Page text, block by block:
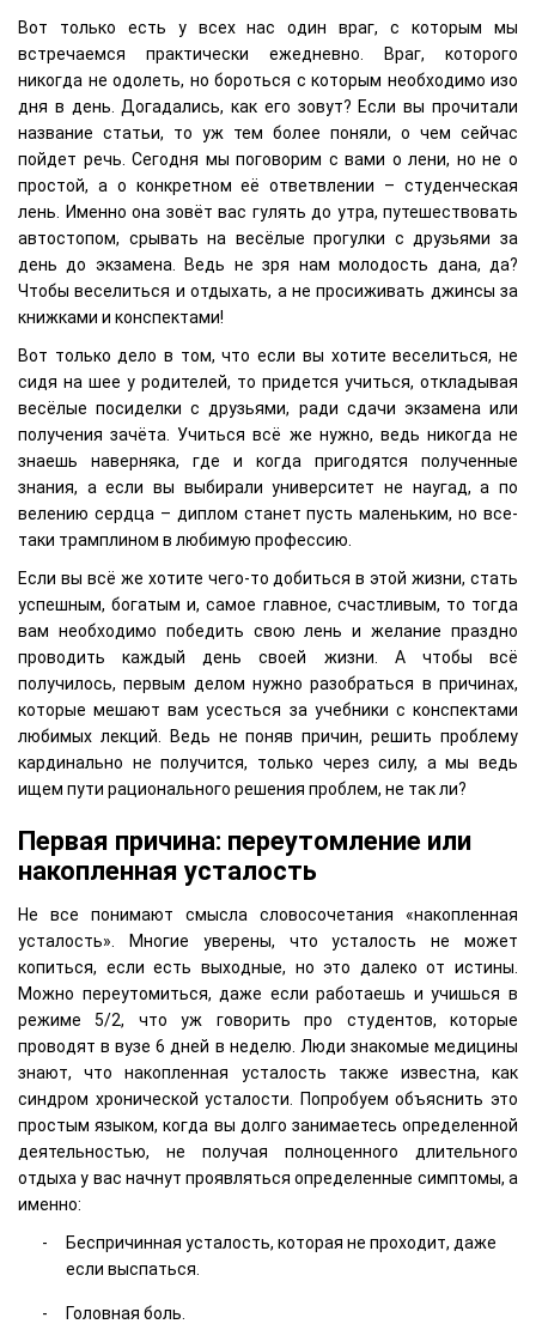
Вот только есть у всех нас один враг, с которым мы
встречаемся практически ежедневно. Враг, которого
никогда не одолеть, но бороться с которым необходимо изо
дня в день. Догадались, как его зовут? Если вы прочитали
название статьи, то уж тем более поняли, о чем сейчас
пойдет речь. Сегодня мы поговорим с вами о лени, но не о
простой, а о конкретном её ответвлении – студенческая
лень. Именно она зовёт вас гулять до утра, путешествовать
автостопом, срывать на весёлые прогулки с друзьями за
день до экзамена. Ведь не зря нам молодость дана, да?
Чтобы веселиться и отдыхать, а не просиживать джинсы за
книжками и конспектами!
Вот только дело в том, что если вы хотите веселиться, не
сидя на шее у родителей, то придется учиться, откладывая
весёлые посиделки с друзьями, ради сдачи экзамена или
получения зачёта. Учиться всё же нужно, ведь никогда не
знаешь наверняка, где и когда пригодятся полученные
знания, а если вы выбирали университет не наугад, а по
велению сердца – диплом станет пусть маленьким, но все-
таки трамплином в любимую профессию.
Если вы всё же хотите чего-то добиться в этой жизни, стать
успешным, богатым и, самое главное, счастливым, то тогда
вам необходимо победить свою лень и желание праздно
проводить каждый день своей жизни. А чтобы всё
получилось, первым делом нужно разобраться в причинах,
которые мешают вам усесться за учебники с конспектами
любимых лекций. Ведь не поняв причин, решить проблему
кардинально не получится, только через силу, а мы ведь
ищем пути рационального решения проблем, не так ли?
Первая причина: переутомление или
накопленная усталость
Не все понимают смысла словосочетания «накопленная
усталость». Многие уверены, что усталость не может
копиться, если есть выходные, но это далеко от истины.
Можно переутомиться, даже если работаешь и учишься в
режиме 5/2, что уж говорить про студентов, которые
проводят в вузе 6 дней в неделю. Люди знакомые медицины
знают, что накопленная усталость также известна, как
синдром хронической усталости. Попробуем объяснить это
простым языком, когда вы долго занимаетесь определенной
деятельностью, не получая полноценного длительного
отдыха у вас начнут проявляться определенные симптомы, а
именно:
Беспричинная усталость, которая не проходит, даже
если выспаться.
Головная боль.